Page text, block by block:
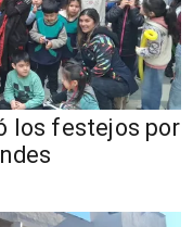
los festejos por